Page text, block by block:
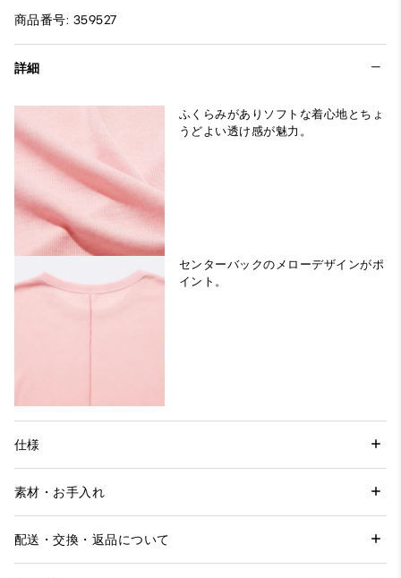
商品番号: 359527
詳細
ふくらみがありソフトな着心地とちょ
うどよい透け感が魅力。
センターバックのメローデザインがポ
イント。
仕様
素材・お手入れ
配送・交換・返品について